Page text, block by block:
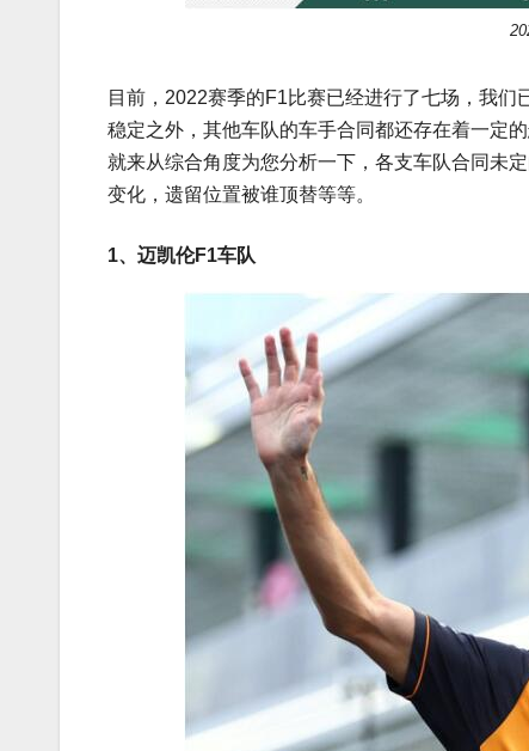
目前，2022赛季的F1比赛已经进行了七场，我
稳定之外，其他车队的车手合同都还存在着一定
就来从综合角度为您分析一下，各支车队合同未
变化，遗留位置被谁顶替等等。
1、迈凯伦F1车队